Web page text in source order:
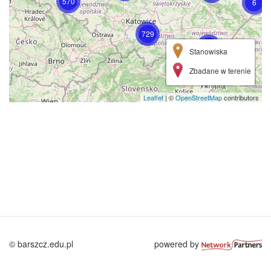
6
729
Stanowiska
Zbadane w terenie
Leaflet| ©OpenStreetMapcontributors
© barszcz.edu.pl powered by